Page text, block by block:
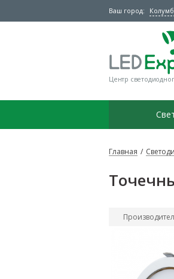
Ваш город:
Центр
Главная /